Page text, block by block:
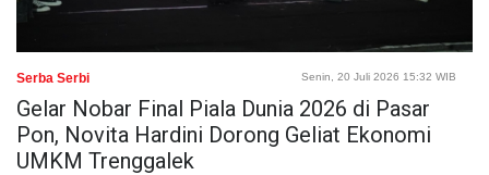
Serba Serbi Senin, 20 Juli 2026 15:32 WIB
Gelar Nobar Final Piala Dunia 2026 di Pasar
Pon, Novita Hardini Dorong Geliat Ekonomi
UMKM Trenggalek